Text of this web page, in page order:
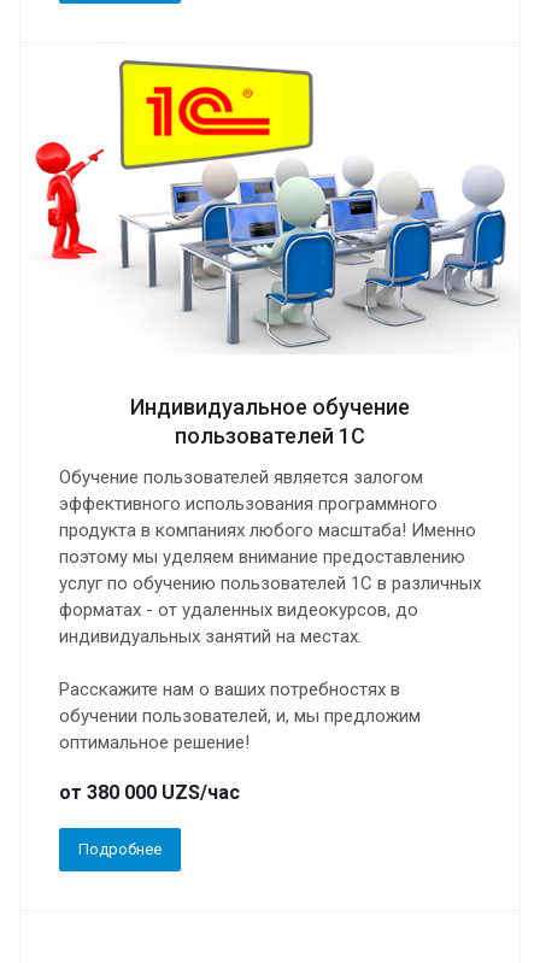
Индивидуальное обучение
пользователей 1С
Обучение пользователей является залогом
эффективного использования программного
продукта в компаниях любого масштаба! Именно
поэтому мы уделяем внимание предоставлению
услуг по обучению пользователей 1С в различных
форматах - от удаленных видеокурсов, до
индивидуальных занятий на местах.
Расскажите нам о ваших потребностях в
обучении пользователей, и, мы предложим
оптимальное решение!
от 380 000 UZS/час
Подробнее